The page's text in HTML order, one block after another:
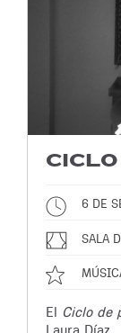
6 DE
SALA
El Ciclo de